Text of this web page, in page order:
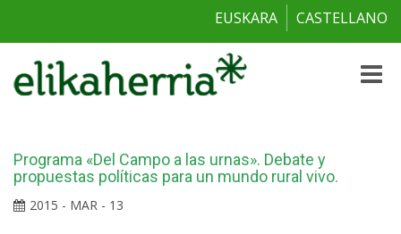
EUSKARA CASTELLANO
Toggle
Programa «Del Campo a las urnas». Debate y
propuestas políticas para un mundo rural vivo.
2015 - MAR - 13